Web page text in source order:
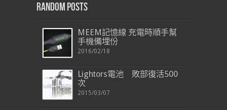
Random Posts
MEEM記憶線 充電時順手幫
手機備埋份
2016/02/18
Lightors電池 敗部復活500
次
2015/03/07